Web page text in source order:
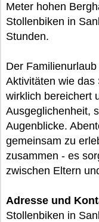
Meter hohen
Stollenbiken in
Stunden.
Der
Aktivitäten wie das
wirklich bereichert
Ausgeglichenheit,
Augenblicke.
gemeinsam zu
zusammen - es
zwischen Eltern
Adresse und
Stollenbiken in